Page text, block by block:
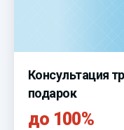
Консультация
подарок
до 100%